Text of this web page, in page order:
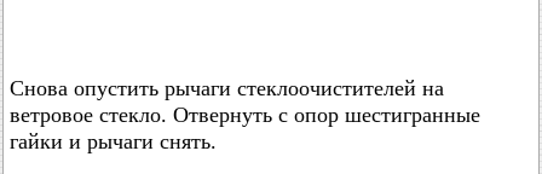
Снова опустить рычаги стеклоочистителей на
ветровое стекло. Отвернуть с опор шестигранные
гайки и рычаги снять.